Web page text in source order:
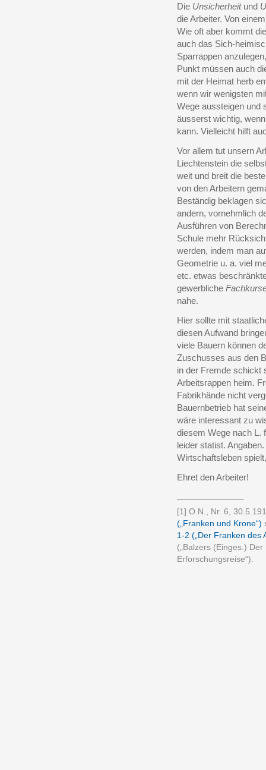
Die Unsicherheitund
die Arbeiter. Von
Wie oft aber kommt
auch das Sich-
Sparrappen
Punkt müssen auch
mit der Heimat herb
wenn wir wenigsten
Wege aussteigen und
äusserst wichtig,
kann. Vielleicht hilft
Vor allem tut unsern
Liechtenstein die
weit und breit die
von den Arbeitern
Beständig beklagen
andern, vornehmlich
Ausführen von
Schule mehr
werden, indem man
Geometrie u. a. viel
etc. etwas
gewerbliche
nahe.
Hier sollte mit
diesen Aufwand
viele Bauern können
Zuschusses aus den
in der Fremde schickt
Arbeitsrappen heim.
Fabrikhände nicht
Bauernbetrieb hat
wäre interessant zu
diesem Wege nach L.
leider statist.
Wirtschaftsleben
Ehret den Arbeiter!
[1] O.N., Nr. 6,
(„Franken und Krone“)
1-2 („Der Franken des
(„Balzers (Einges.)
Erforschungsreise“).